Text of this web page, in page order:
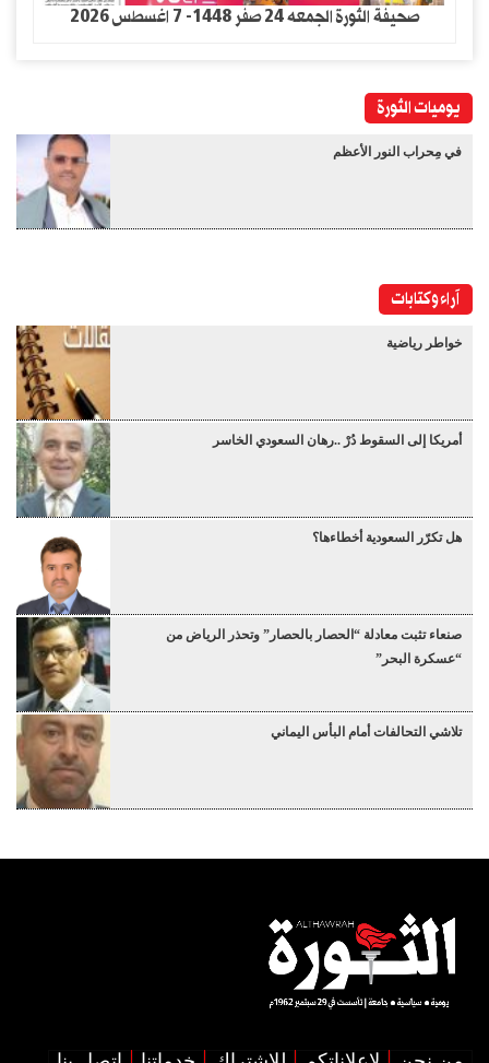
صحيفة الثورة الجمعه 24 صفر 1448- 7 اغسطس 2026
يوميات الثورة
في مِحراب النور الأعظم
آراء وكتابات
خواطر رياضية
أمريكا إلى السقوط دُرْ ..رهان السعودي الخاسر
هل تكرّر السعودية أخطاءها؟
صنعاء تثبت معادلة “الحصار بالحصار” وتحذر الرياض من
“عسكرة البحر”
تلاشي التحالفات أمام البأس اليماني